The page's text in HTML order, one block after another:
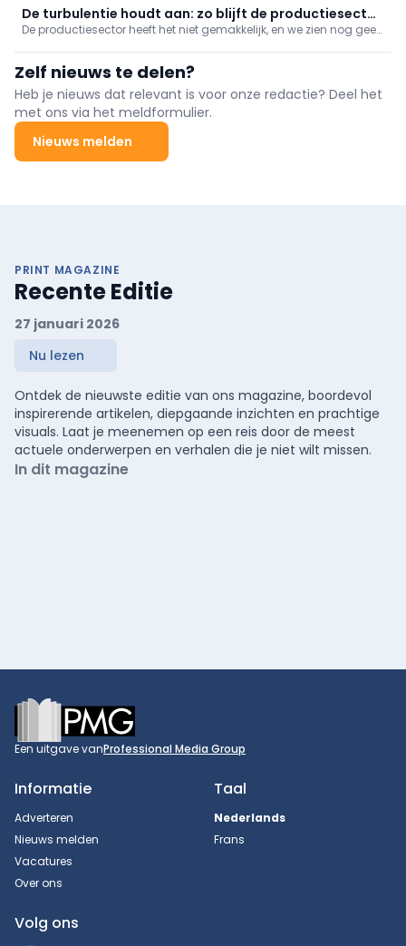
imec de beslissende rol die Huang speelde ...
De turbulentie houdt aan: zo blijft de productiesector
overeind en succesvol
De productiesector heeft het niet gemakkelijk, en we zien nog geen
geopolitieke ontwikkelingen brengen veel uitdagingen met zich
mee.
Zelf nieuws te delen?
Heb je nieuws dat relevant is voor onze redactie? Deel het
met ons via het meldformulier.
Nieuws melden
PRINT MAGAZINE
Recente Editie
27 januari 2026
Nu lezen
Ontdek de nieuwste editie van ons magazine, boordevol
inspirerende artikelen, diepgaande inzichten en prachtige
visuals. Laat je meenemen op een reis door de meest
actuele onderwerpen en verhalen die je niet wilt missen.
In dit magazine
Footer
Een uitgave vanProfessional Media Group
Informatie
Adverteren
Nieuws melden
Vacatures
Over ons
Taal
Nederlands
Frans
Volg ons